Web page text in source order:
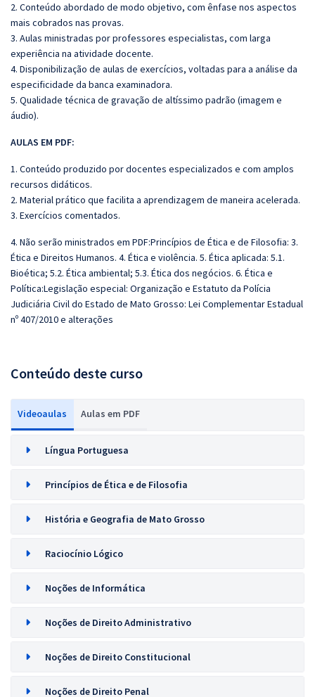
2. Conteúdo abordado de modo objetivo, com ênfase nos aspectos
mais cobrados nas provas.
3. Aulas ministradas por professores especialistas, com larga
experiência na atividade docente.
4. Disponibilização de aulas de exercícios, voltadas para a análise da
especificidade da banca examinadora.
5. Qualidade técnica de gravação de altíssimo padrão (imagem e
áudio).
AULAS EM PDF:
1. Conteúdo produzido por docentes especializados e com amplos
recursos didáticos.
2. Material prático que facilita a aprendizagem de maneira acelerada.
3. Exercícios comentados.
4. Não serão ministrados em PDF:Princípios de Ética e de Filosofia: 3.
Ética e Direitos Humanos. 4. Ética e violência. 5. Ética aplicada: 5.1.
Bioética; 5.2. Ética ambiental; 5.3. Ética dos negócios. 6. Ética e
Política:Legislação especial: Organização e Estatuto da Polícia
Judiciária Civil do Estado de Mato Grosso: Lei Complementar Estadual
nº 407/2010 e alterações
Conteúdo deste curso
Videoaulas Aulas em PDF
Língua Portuguesa
Princípios de Ética e de Filosofia
História e Geografia de Mato Grosso
Raciocínio Lógico
Noções de Informática
Noções de Direito Administrativo
Noções de Direito Constitucional
Noções de Direito Penal